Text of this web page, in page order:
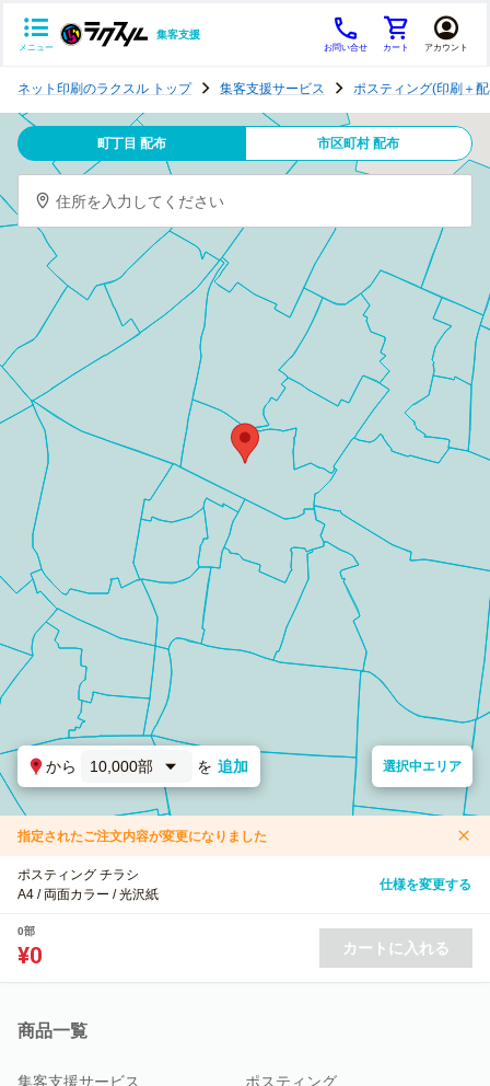
メニュー
集客支援
お問い合せ カート アカウント
テ
ン
グ
ネット印刷のラクスル トップ 集客支援サービス ポスティング(印刷＋
町丁目 配布 市区町村 配布
住所を入力してください
から 10,000部 を 追加 選択中エリア
指定されたご注文内容が変更になりました
ポスティング チラシ
A4 / 両面カラー / 光沢紙
仕様を変更する
0部
¥0 カートに入れる
商品一覧
集客支援サービス
ポスティング